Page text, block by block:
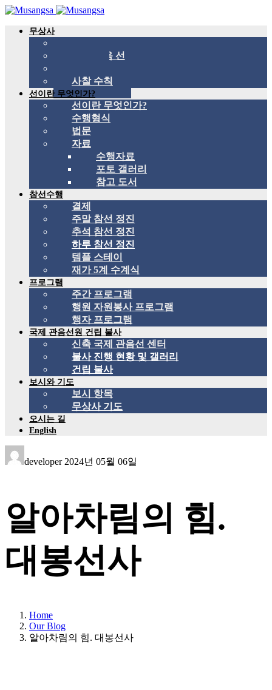
무상사
국제 관음 선
사찰 수칙
선이란 무엇인가?
선이란 무엇인가?
수행형식
법문
자료
수행자료
포토 갤러리
참고 도서
참선수행
결제
주말 참선 정진
추석 참선 정진
하루 참선 정진
템플 스테이
재가 5계 수계식
프로그램
주간 프로그램
행원 자원봉사 프로그램
행자 프로그램
국제 관음선원 건립 불사
신축 국제 관음선 센터
불사 진행 현황 및 갤러리
건립 불사
보시와 기도
보시 항목
무상사 기도
오시는 길
English
developer 2024년 05월 06일
알아차림의 힘.
대봉선사
Home
Our Blog
알아차림의 힘. 대봉선사